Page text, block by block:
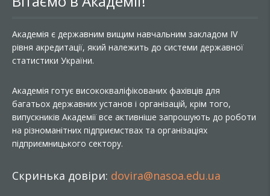
Академія є державним вищим навчальним закладом IV
рівня акредитації, який належить до системи державної
статистики України.
Академія готує висококваліфікованих фахівців для
багатьох державних установ і організацій, крім того,
випускників Академії все активніше запрошують до роботи
на різноманітних підприємствах та організаціях
підприємницького сектору.
Скринька довіри: dovira@nasoa.edu.ua